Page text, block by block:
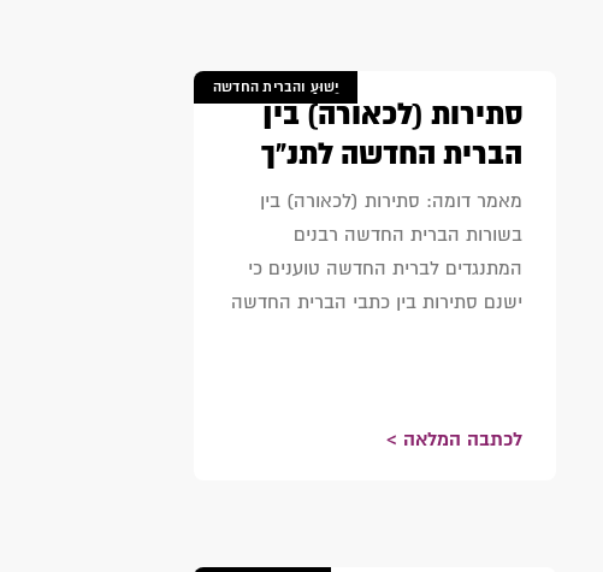
יֵשׁוּעַ והברית החדשה
סתירות (לכאורה) בין
הברית החדשה לתנ"ך
מאמר דומה: סתירות (לכאורה) בין
בשורות הברית החדשה רבנים
המתנגדים לברית החדשה טוענים כי
ישנם סתירות בין כתבי הברית החדשה
לכתבה המלאה >